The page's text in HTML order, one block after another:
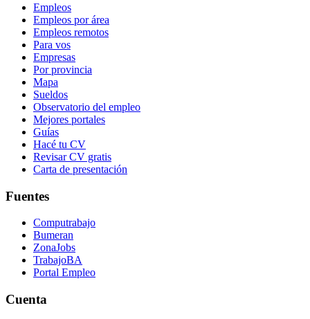
Empleos
Empleos por área
Empleos remotos
Para vos
Empresas
Por provincia
Mapa
Sueldos
Observatorio del empleo
Mejores portales
Guías
Hacé tu CV
Revisar CV gratis
Carta de presentación
Fuentes
Computrabajo
Bumeran
ZonaJobs
TrabajoBA
Portal Empleo
Cuenta